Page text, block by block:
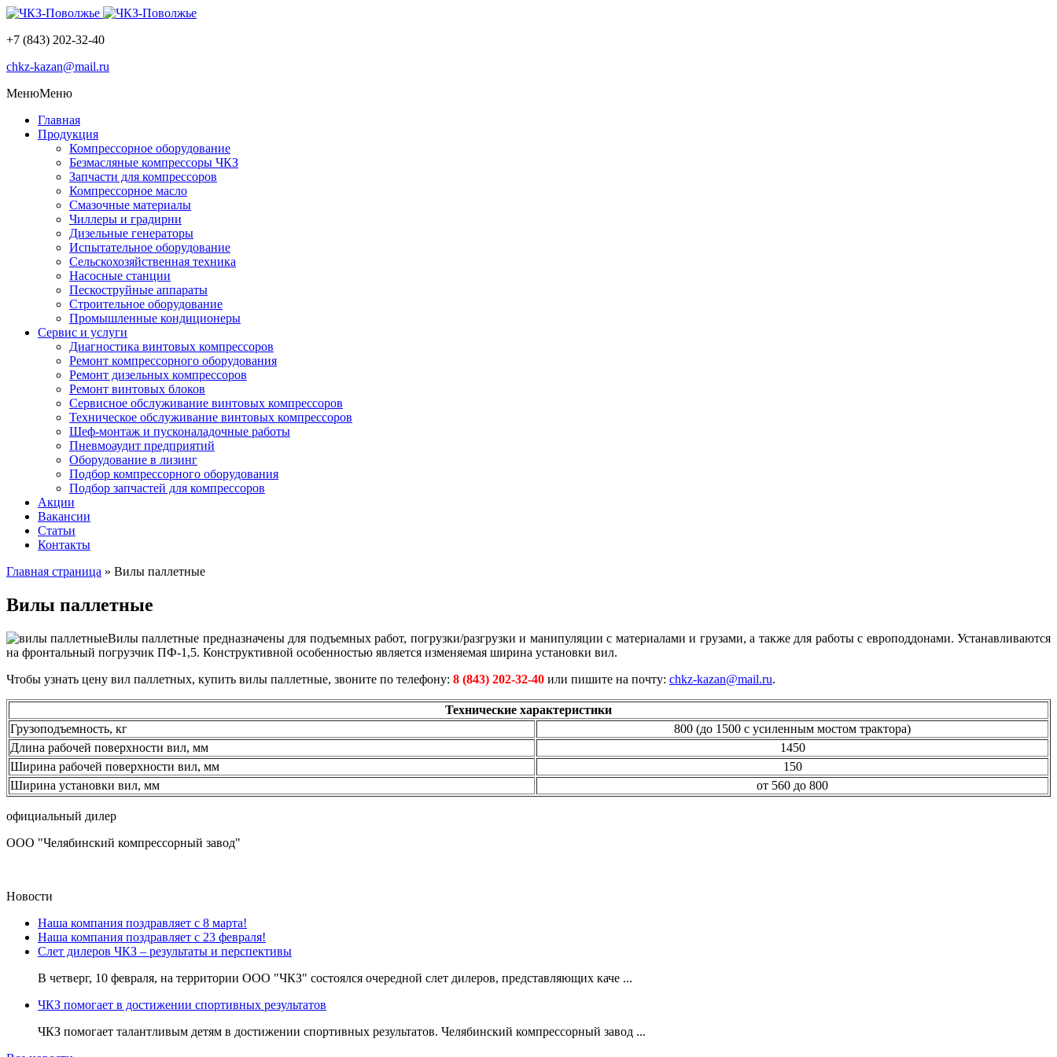
+7 (843) 202-32-40
chkz-kazan@mail.ru
МенюМеню
Главная
Продукция
Компрессорное оборудование
Безмасляные компрессоры ЧКЗ
Запчасти для компрессоров
Компрессорное масло
Смазочные материалы
Чиллеры и градирни
Дизельные генераторы
Испытательное оборудование
Сельскохозяйственная техника
Насосные станции
Пескоструйные аппараты
Строительное оборудование
Промышленные кондиционеры
Сервис и услуги
Диагностика винтовых компрессоров
Ремонт компрессорного оборудования
Ремонт дизельных компрессоров
Ремонт винтовых блоков
Сервисное обслуживание винтовых компрессоров
Техническое обслуживание винтовых компрессоров
Шеф-монтаж и пусконаладочные работы
Пневмоаудит предприятий
Оборудование в лизинг
Подбор компрессорного оборудования
Подбор запчастей для компрессоров
Акции
Вакансии
Статьи
Контакты
Главная страница » Вилы паллетные
Вилы паллетные
Вилы паллетные предназначены для подъемных работ, погрузки/разгрузки и манипуляции с материалами и грузами, а также для работы с европоддонами. Устанавливаются
на фронтальный погрузчик ПФ-1,5. Конструктивной особенностью является изменяемая ширина установки вил.
Чтобы узнать цену вил паллетных, купить вилы паллетные, звоните по телефону: 8 (843) 202-32-40 или пишите на почту: chkz-kazan@mail.ru.
Технические характеристики
Грузоподъемность, кг
800 (до 1500 с усиленным мостом трактора)
Длина рабочей поверхности вил, мм
1450
Ширина рабочей поверхности вил, мм
150
Ширина установки вил, мм
от 560 до 800
официальный дилер
ООО "Челябинский компрессорный завод"
Новости
Наша компания поздравляет с 8 марта!
Наша компания поздравляет с 23 февраля!
Слет дилеров ЧКЗ – результаты и перспективы
В четверг, 10 февраля, на территории ООО "ЧКЗ" состоялся очередной слет дилеров, представляющих каче ...
ЧКЗ помогает в достижении спортивных результатов
ЧКЗ помогает талантливым детям в достижении спортивных результатов. Челябинский компрессорный завод ...